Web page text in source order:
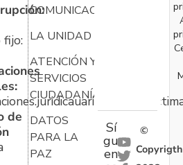
fijo:
de
COMUNICACIONES
LA UNIDAD
ATENCIÓN Y
SERVICIOS
CIUDADANÍA
DATOS
PARA LA
PAZ
Sí
gu
en
©
Copyrigth